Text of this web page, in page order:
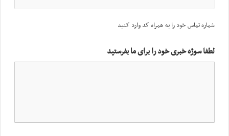
شماره تماس خود را به همراه کد وارد کنید
لطفا سوژه خبری خود را برای ما بفرستید